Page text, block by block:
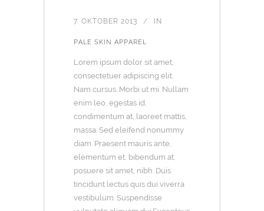
7. OKTOBER 2013 IN
PALE SKIN APPAREL
Lorem ipsum dolor sit amet,
consectetuer adipiscing elit.
Nam cursus. Morbi ut mi. Nullam
enim leo, egestas id,
condimentum at, laoreet mattis,
massa. Sed eleifend nonummy
diam. Praesent mauris ante,
elementum et, bibendum at,
posuere sit amet, nibh. Duis
tincidunt lectus quis dui viverra
vestibulum. Suspendisse